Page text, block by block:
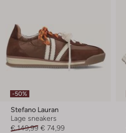
-50%
Stefano Lauran
Lage sneakers
€ 149,99 € 74,99